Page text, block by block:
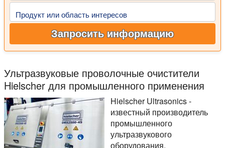
Продукт или область интересов
Запросить информацию
Ультразвуковые проволочные очистители
Hielscher для промышленного применения
Hielscher Ultrasonics -
известный производитель
промышленного
ультразвукового
оборудования,